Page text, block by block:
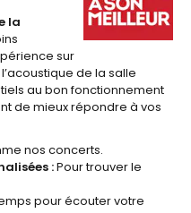
du Palais Montcalm!